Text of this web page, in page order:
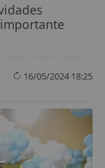
16/05/2024 18:25